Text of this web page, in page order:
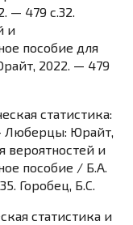
— 479 c.32.
и
пособие для
2022. — 479
статистика:
Люберцы: Юрайт,
вероятностей и
пособие / Б.А.
Горобец, Б.С.
статистика и